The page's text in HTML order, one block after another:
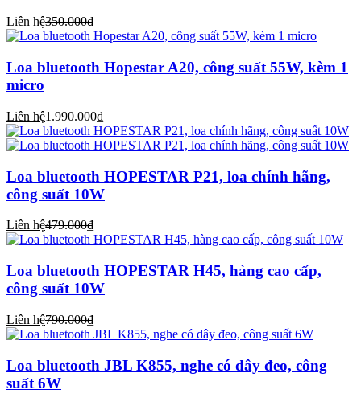
Liên hệ350.000₫
Loa bluetooth Hopestar A20, công suất 55W, kèm 1
micro
Liên hệ1.990.000₫
Loa bluetooth HOPESTAR P21, loa chính hãng,
công suất 10W
Liên hệ479.000₫
Loa bluetooth HOPESTAR H45, hàng cao cấp,
công suất 10W
Liên hệ790.000₫
Loa bluetooth JBL K855, nghe có dây đeo, công
suất 6W